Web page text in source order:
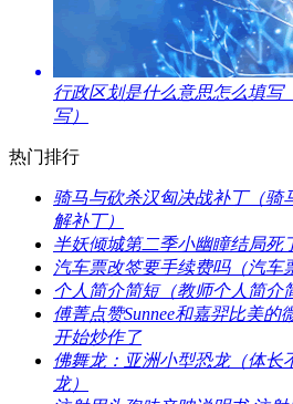
行政区划是什么意思怎么填写
写）
热门排行
骑马与砍杀汉匈决战补丁（骑
解补丁）
半妖倾城第二季小幽瞳结局死
汽车票改签要手续费吗（汽车
个人简介简短（教师个人简介
傅菁点赞Sunnee和嘉羿比美的
开始炒作了
佛舞龙：亚洲小型恐龙（体长
龙）